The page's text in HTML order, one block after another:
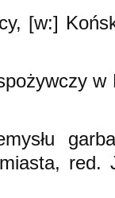
[w:]
red.